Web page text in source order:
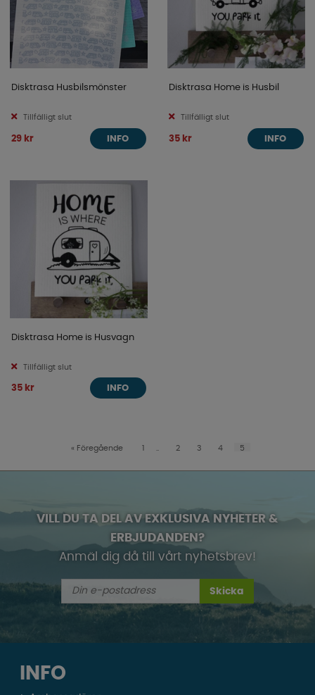
Disktrasa Husbilsmönster
Tillfälligt slut
29 kr INFO
Disktrasa Home is Husbil
Tillfälligt slut
35 kr INFO
Disktrasa Home is Husvagn
Tillfälligt slut
35 kr INFO
« Föregående 1 2 3 4 5
VILL DU TA DEL AV EXKLUSIVA NYHETER &
ERBJUDANDEN?
Anmäl dig då till vårt nyhetsbrev!
Skicka
INFO